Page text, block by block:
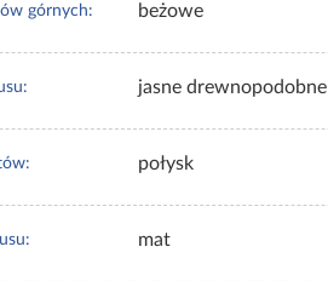
górnych: beżowe
jasne drewnopodobne
połysk
mat